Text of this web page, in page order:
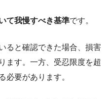
て我慢すべき基準です。
ると確認できた場合、損害
ます。一方、受忍限度を超
必要があります。